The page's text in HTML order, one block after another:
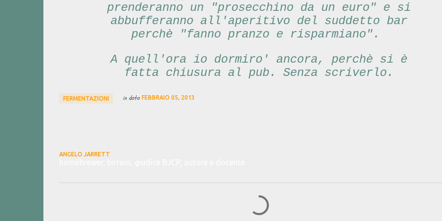
prenderanno un "prosecchino da un euro" e si
abbufferanno all'aperitivo del suddetto bar
perchè "fanno pranzo e risparmiano".
A quell'ora io dormiro' ancora, perchè si è
fatta chiusura al pub. Senza scriverlo.
FERMENTAZIONI in data FEBBRAIO 05, 2013
ANGELO JARRETT